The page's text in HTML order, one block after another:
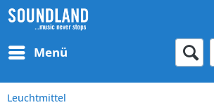
Menü
Leuchtmittel